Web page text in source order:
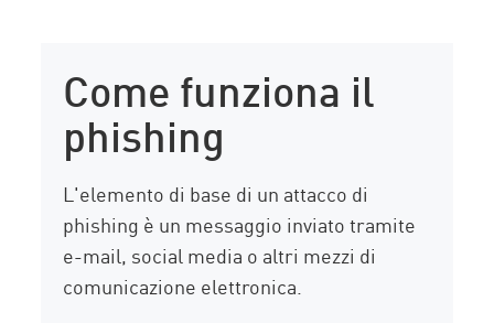
Come funziona il
phishing
L'elemento di base di un attacco di
phishing è un messaggio inviato tramite
e-mail, social media o altri mezzi di
comunicazione elettronica.